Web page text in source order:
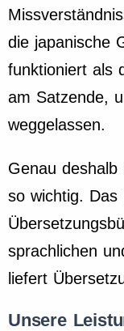
die japanische
funktioniert als
am Satzende,
weggelassen.
Genau deshalb
so wichtig. Das
sprachlichen
liefert
Unsere